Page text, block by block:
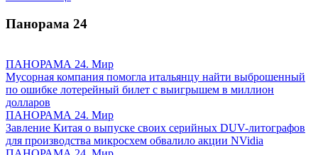
Панорама 24
ПАНОРАМА 24. Мир
Мусорная компания помогла итальянцу найти выброшенный
по ошибке лотерейный билет с выигрышем в миллион
долларов
ПАНОРАМА 24. Мир
Завление Китая о выпуске своих серийных DUV-литографов
для производства микросхем обвалило акции NVidia